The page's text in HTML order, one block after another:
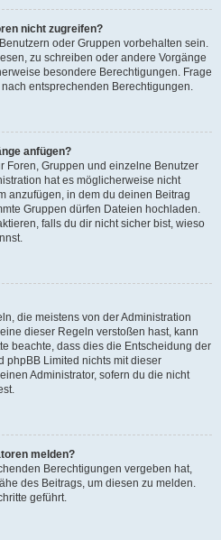
nicht zugreifen?
oder Gruppen vorbehalten sein.
zu schreiben oder andere Vorgänge
besondere Berechtigungen. Frage
entsprechenden Berechtigungen.
anfügen?
Foren, Gruppen und einzelne Benutzer
hat es möglicherweise nicht
anzufügen, in dem du deinen Beitrag
Gruppen dürfen Dateien hochladen.
falls du dir nicht sicher bist, wieso
die meistens von der Administration
dieser Regeln verstoßen hast, kann
beachte, dass dies die Entscheidung der
phpBB Limited nichts mit dieser
Administrator, sofern du die nicht
melden?
Berechtigungen vergeben hat,
des Beitrags, um diesen zu melden.
geführt.